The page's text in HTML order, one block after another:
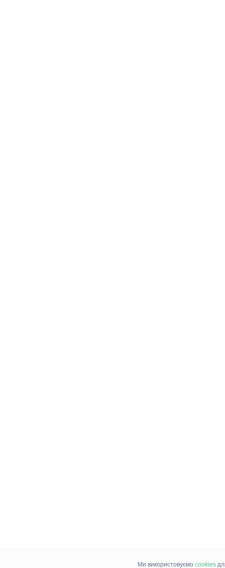
Ми використовуємо cookies